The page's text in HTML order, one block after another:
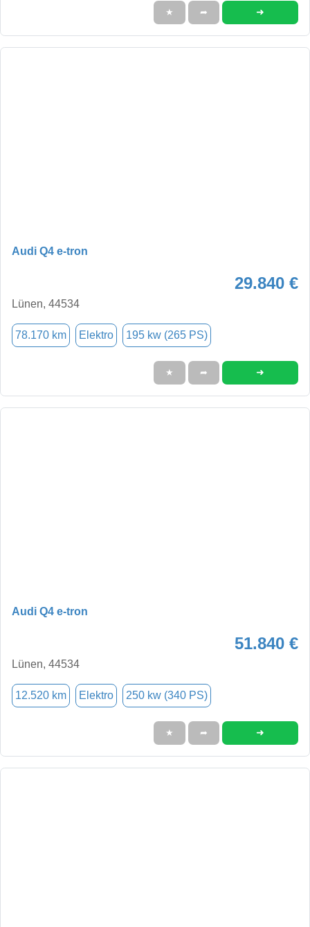
★ ➦ ➜
Audi Q4 e-tron
29.840 €
Lünen, 44534
78.170 km Elektro 195 kw (265 PS)
★ ➦ ➜
Audi Q4 e-tron
51.840 €
Lünen, 44534
12.520 km Elektro 250 kw (340 PS)
★ ➦ ➜